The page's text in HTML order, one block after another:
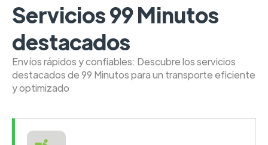
Servicios 99 Minutos
destacados
Envíos rápidos y confiables: Descubre los servicios
destacados de 99 Minutos para un transporte eficiente
y optimizado